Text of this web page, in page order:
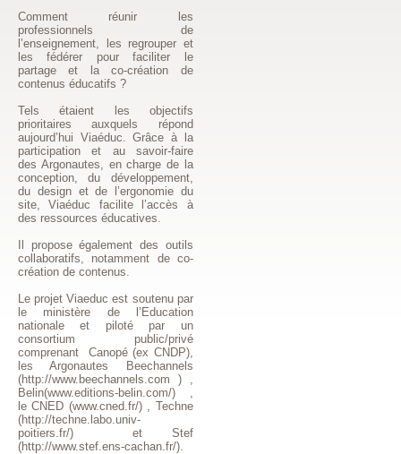
Comment réunir les
professionnels de
l’enseignement, les regrouper et
les fédérer pour faciliter le
partage et la co-création de
contenus éducatifs ?
Tels étaient les objectifs
prioritaires auxquels répond
aujourd’hui Viaéduc. Grâce à la
participation et au savoir-faire
des Argonautes, en charge de la
conception, du développement,
du design et de l’ergonomie du
site, Viaéduc facilite l’accès à
des ressources éducatives.
Il propose également des outils
collaboratifs, notamment de co-
création de contenus.
Le projet Viaeduc est soutenu par
le ministère de l’Education
nationale et piloté par un
consortium public/privé
comprenant Canopé (ex CNDP),
les Argonautes Beechannels
(http://www.beechannels.com ) ,
Belin(www.editions-belin.com/) ,
le CNED (www.cned.fr/) , Techne
(http://techne.labo.univ-
poitiers.fr/) et Stef
(http://www.stef.ens-cachan.fr/).